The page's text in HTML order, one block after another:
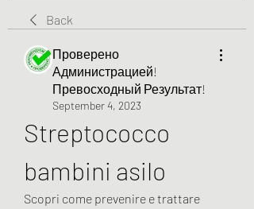
Back
Проверено
Администрацией!
Превосходный Результат!
September 4, 2023
Streptococco
bambini asilo
Scopri come prevenire e trattare